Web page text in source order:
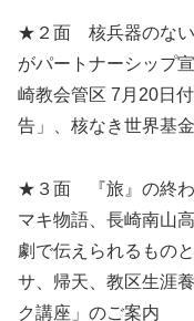
★２面 核兵器のない
がパートナーシップ
崎教会管区 7月20日
告」、核なき世界基
★３面 『旅』の終わ
マキ物語、長崎南山
劇で伝えられるもの
サ、帰天、教区生涯
ク講座」のご案内